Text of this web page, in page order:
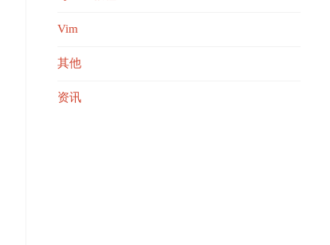
Vim
其他
资讯